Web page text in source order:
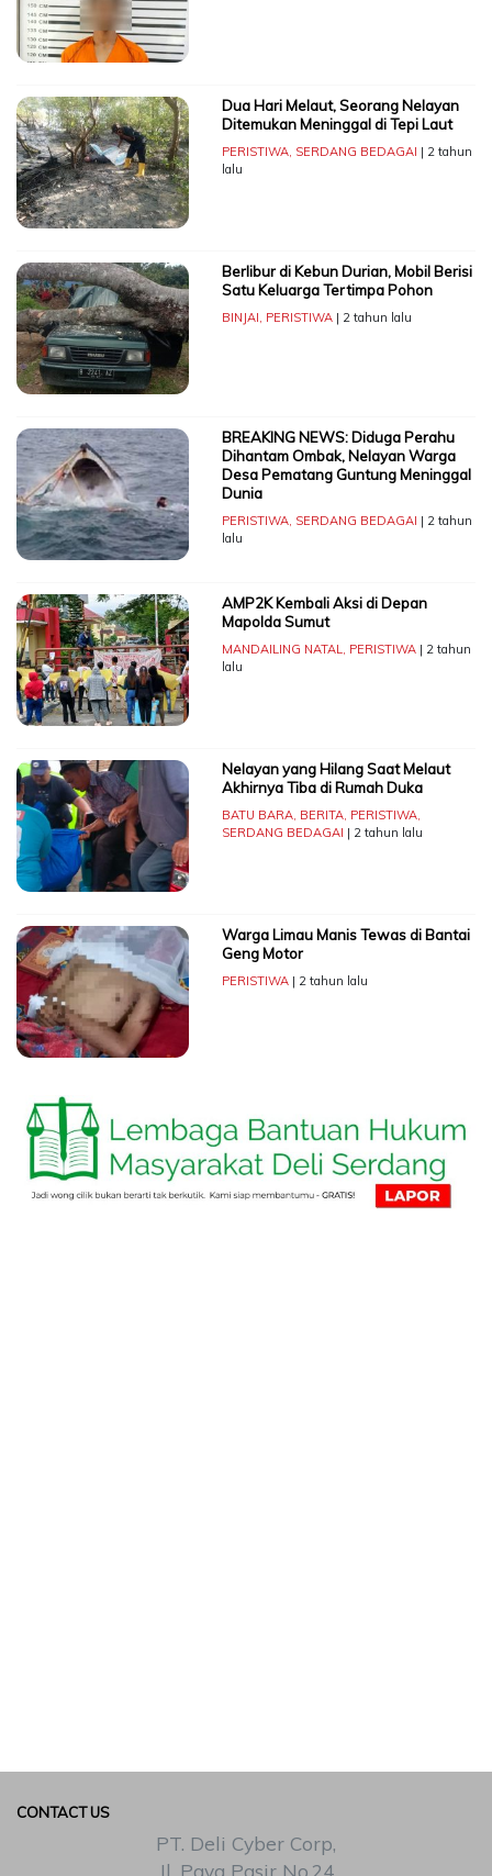
Dua Hari Melaut, Seorang Nelayan
Ditemukan Meninggal di Tepi Laut
PERISTIWA, SERDANG BEDAGAI | 2 tahun
lalu
Berlibur di Kebun Durian, Mobil Berisi
Satu Keluarga Tertimpa Pohon
BINJAI, PERISTIWA| 2 tahun lalu
BREAKING NEWS: Diduga Perahu
Dihantam Ombak, Nelayan Warga
Desa Pematang Guntung Meninggal
Dunia
PERISTIWA, SERDANG BEDAGAI | 2 tahun
lalu
AMP2K Kembali Aksi di Depan
Mapolda Sumut
MANDAILING NATAL, PERISTIWA| 2 tahun
lalu
Nelayan yang Hilang Saat Melaut
Akhirnya Tiba di Rumah Duka
BATU BARA, BERITA, PERISTIWA,
SERDANG BEDAGAI | 2 tahun lalu
Warga Limau Manis Tewas di Bantai
Geng Motor
PERISTIWA| 2 tahun lalu
CONTACT US
PT. Deli Cyber Corp,